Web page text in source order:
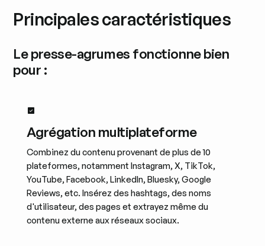
Principales caractéristiques
Le presse-agrumes fonctionne bien
pour :
Agrégation multiplateforme
Combinez du contenu provenant de plus de 10
plateformes, notamment Instagram, X, TikTok,
YouTube, Facebook, LinkedIn, Bluesky, Google
Reviews, etc. Insérez des hashtags, des noms
d'utilisateur, des pages et extrayez même du
contenu externe aux réseaux sociaux.